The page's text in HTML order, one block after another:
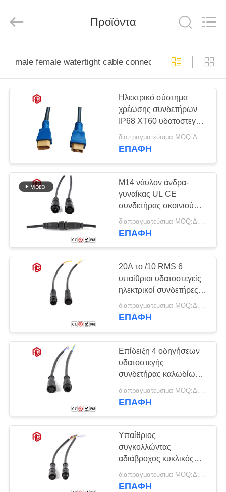
ΠΡΟΪΌΝΤΑ
ΠΕΡΊΠΟΥ
ΕΜΕΊΣ
ΓΎΡΟΣ
ΕΡΓΟΣΤΑΣΊΩΝ
ΠΟΙΟΤΙΚΌΣ
ΈΛΕΓΧΟΣ
SITEMAP
PRIVACY
POLICY
Ltd..
Προϊόντα
male female watertight cable connector
Ηλεκτρικό σύστημα
χρέωσης συνδετήρων
IP68 XT60 υδατοστεγής
υποδοχή βουλωμάτων
καλωδίων
διαπραγματεύσιμα MOQ:Διαπραγματεύσιμος
ΕΠΑΦΉ
M14 νάυλον άνδρα-
γυναίκας UL CE
συνδετήρας σκοινιού
Συμβούλιο Πολιτιστικής
Συνεργασίας
διαπραγματεύσιμα MOQ:Διαπραγματεύσιμος
ΕΠΑΦΉ
20A το /10 RMS 6
υπαίθριοι υδατοστεγείς
ηλεκτρικοί συνδετήρες
καρφιτσών
διαπραγματεύσιμα MOQ:Διαπραγματεύσιμος
ΕΠΑΦΉ
Επίδειξη 4 οδηγήσεων
υδατοστεγής
συνδετήρας καλωδίων
PVC καρφιτσών M15
ΕΠΑΦΉ
Υπαίθριος
συγκολλώντας
αδιάβροχος κυκλικός
συνδετήρας μετάλλων
M12
διαπραγματεύσιμα MOQ:Διαπραγματεύσιμος
ΕΠΑΦΉ